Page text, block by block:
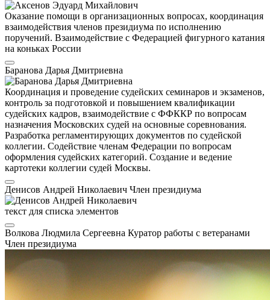
Оказание помощи в организационных вопросах, координация
взаимодействия членов президиума по исполнению
поручений. Взаимодействие с Федерацией фигурного катания
на коньках России
Баранова Дарья Дмитриевна
Координация и проведение судейских семинаров и экзаменов,
контроль за подготовкой и повышением квалификации
судейских кадров, взаимодействие с ФФККР по вопросам
назначения Московских судей на основные соревнования.
Разработка регламентирующих документов по судейской
коллегии. Содействие членам Федерации по вопросам
оформления судейских категорий. Создание и ведение
картотеки коллегии судей Москвы.
Денисов Андрей Николаевич Член президиума
текст для списка элементов
Волкова Людмила Сергеевна Куратор работы с ветеранами
Член президиума